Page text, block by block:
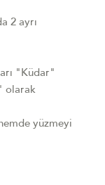
2 ayrı
"Küdar"
olarak
yüzmeyi